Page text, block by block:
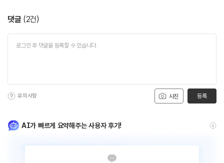
댓글 (2건)
사진
유의사항 등록
AI가 빠르게 요약해주는 사용자 후기!